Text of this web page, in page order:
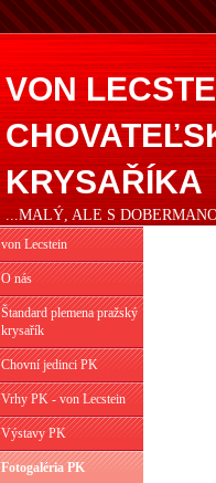
VON
KRYSAŘÍKA
...MALÝ, ALE S
von Lecstein
O nás
Štandard plemena pražský
krysařík
Chovní jedinci PK
Vrhy PK - von Lecstein
Výstavy PK
Fotogaléria PK